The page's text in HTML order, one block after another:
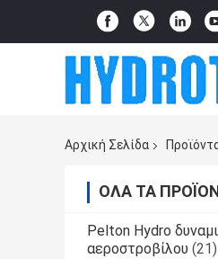
Αρχική Σελίδα
ΌΛΑ ΤΑ
Pelton Hydro
αεροστροβίλου (21)